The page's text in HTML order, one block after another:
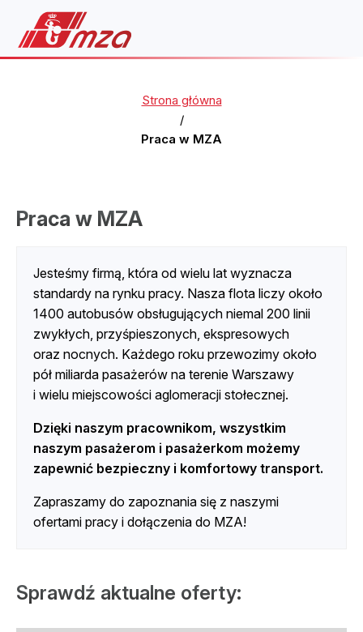
Strona główna
/
Praca w MZA
Praca w MZA
Jesteśmy firmą, która od wielu lat wyznacza
standardy na rynku pracy. Nasza flota liczy około
1400 autobusów obsługujących niemal 200 linii
zwykłych, przyśpieszonych, ekspresowych
oraz nocnych. Każdego roku przewozimy około
pół miliarda pasażerów na terenie Warszawy
i wielu miejscowości aglomeracji stołecznej.
Dzięki naszym pracownikom, wszystkim
naszym pasażerom i pasażerkom możemy
zapewnić bezpieczny i komfortowy transport.
Zapraszamy do zapoznania się z naszymi
ofertami pracy i dołączenia do MZA!
Sprawdź aktualne oferty: